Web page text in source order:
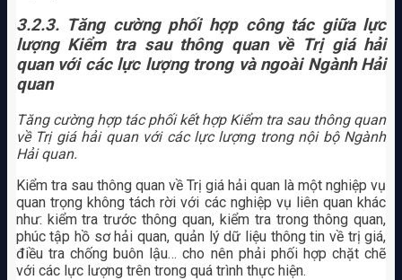
3.2.3. Tăng cường phối hợp công tác giữa lực
lượng Kiểm tra sau thông quan về Trị giá hải
quan với các lực lượng trong và ngoài Ngành Hải
quan
Tăng cường hợp tác phối kết hợp Kiểm tra sau thông quan
về Trị giá hải quan với các lực lượng trong nội bộ Ngành
Hải quan.
Kiểm tra sau thông quan về Trị giá hải quan là một nghiệp vụ
quan trọng không tách rời với các nghiệp vụ liên quan khác
như: kiểm tra trước thông quan, kiểm tra trong thông quan,
phúc tập hồ sơ hải quan, quản lý dữ liệu thông tin về trị giá,
điều tra chống buôn lậu… cho nên phải phối hợp chặt chẽ
với các lực lượng trên trong quá trình thực hiện.